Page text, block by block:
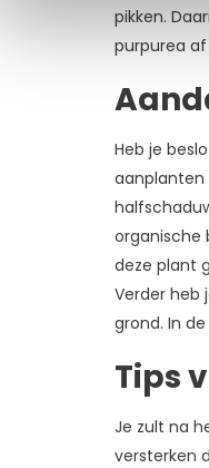
pikken.
purpurea af
Heb je
aanplanten
organische
deze plant
Verder heb
grond. In
Tips
Je zult na
versterken